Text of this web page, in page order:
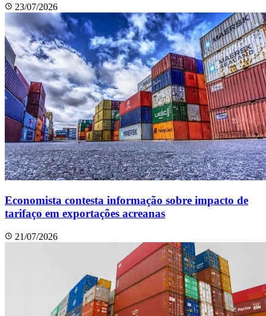
23/07/2026
Economista contesta informação sobre impacto de
tarifaço em exportações acreanas
21/07/2026